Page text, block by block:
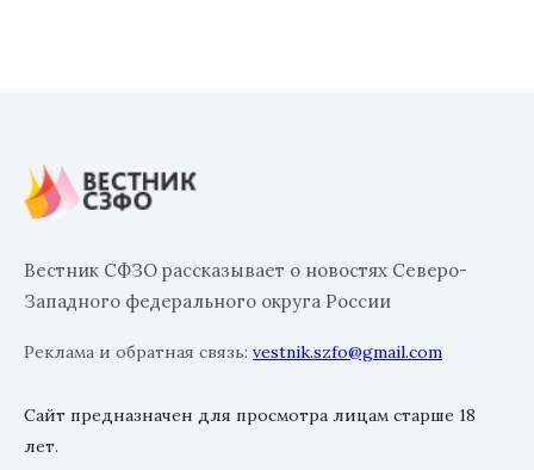
Вестник СФЗО рассказывает о новостях Северо-
Западного федерального округа России
Реклама и обратная связь: vestnik.szfo@gmail.com
Сайт предназначен для просмотра лицам старше 18
лет.